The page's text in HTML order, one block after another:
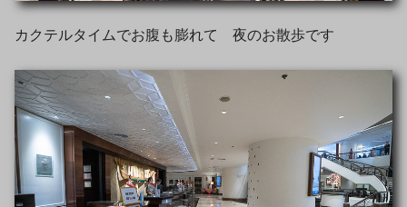
カクテルタイムでお腹も膨れて 夜のお散歩です